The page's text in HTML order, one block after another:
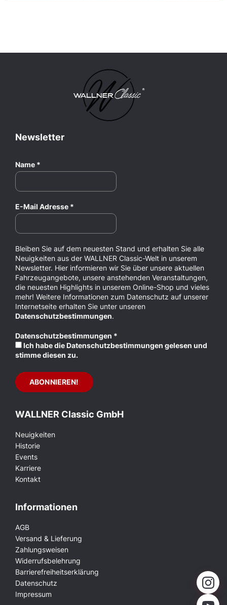
Newsletter
Name *
E-Mail Adresse *
Bleiben Sie auf dem neuesten Stand und erhalten Sie alle
Neuigkeiten aus der WALLNER Classic-Welt in unserem
Newsletter. Hier informieren wir Sie über unsere aktuellen
Fahrzeugangebote, unsere anstehenden Veranstaltungen,
die neuesten Highlights in unserem Online-Shop und vieles
mehr! Weitere Informationen zum Datenschutz auf unserer
Internetseite erhalten Sie unter unseren
Datenschutzbestimmungen.
Datenschutzbestimmungen *
Ich habe die Datenschutzbestimmungen gelesen und
stimme diesen zu.
WALLNER Classic GmbH
Neuigkeiten
Historie
Events
Karriere
Kontakt
Informationen
AGB
Versand & Lieferung
Zahlungsweisen
Widerrufsbelehrung
Barrierefreiheitserklärung
Datenschutz
Impressum